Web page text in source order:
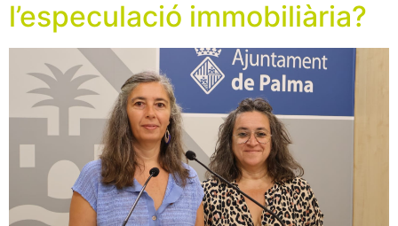
l’especulació immobiliària?